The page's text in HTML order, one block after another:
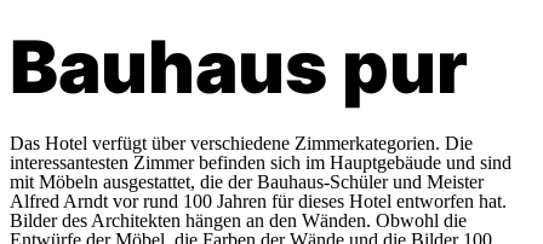
Bauhaus pur
Das Hotel verfügt über verschiedene Zimmerkategorien. Die
interessantesten Zimmer befinden sich im Hauptgebäude und sind
mit Möbeln ausgestattet, die der Bauhaus-Schüler und Meister
Alfred Arndt vor rund 100 Jahren für dieses Hotel entworfen hat.
Bilder des Architekten hängen an den Wänden. Obwohl die
Entwürfe der Möbel, die Farben der Wände und die Bilder 100